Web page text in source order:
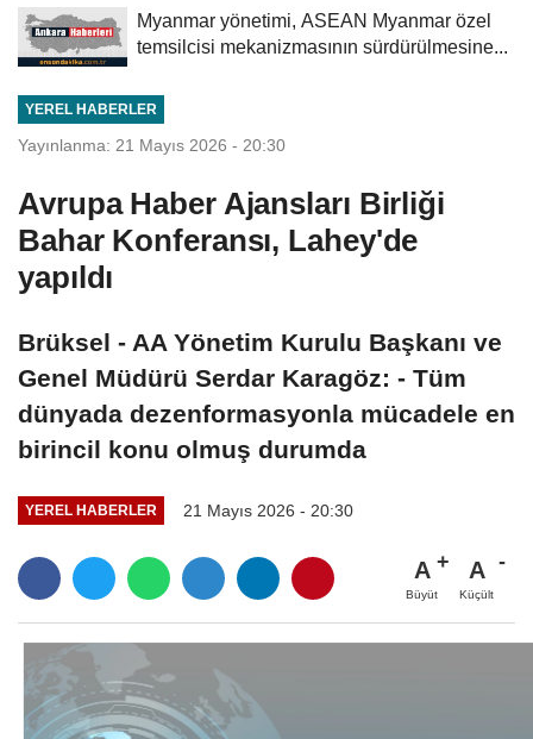
Myanmar yönetimi, ASEAN Myanmar özel
temsilcisi mekanizmasının sürdürülmesine...
YEREL HABERLER
Yayınlanma: 21 Mayıs 2026 - 20:30
Avrupa Haber Ajansları Birliği
Bahar Konferansı, Lahey'de
yapıldı
Brüksel - AA Yönetim Kurulu Başkanı ve
Genel Müdürü Serdar Karagöz: - Tüm
dünyada dezenformasyonla mücadele en
birincil konu olmuş durumda
YEREL HABERLER 21 Mayıs 2026 - 20:30
A
Büyüt
A
Küçült